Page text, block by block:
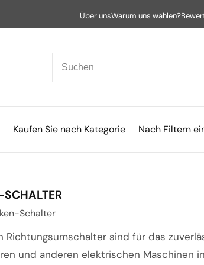
Über unsWarum uns wählen?
Kaufen Sie nach Kategorie Nach Filtern
Schalter
Richtungsumschalter sind für das
und anderen elektrischen Maschinen